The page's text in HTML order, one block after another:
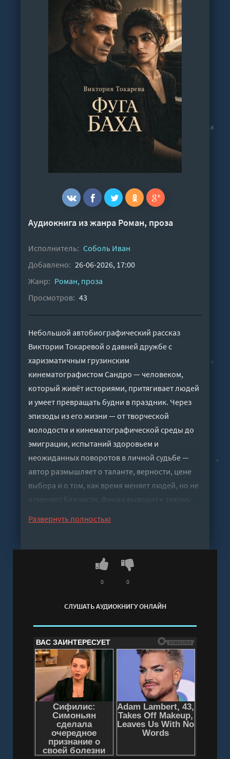
Аудиокнига из жанра Роман, проза
Исполнитель: Соболь Иван
Добавлено: 26-06-2026, 17:00
Жанр: Роман, проза
Просмотров: 43
Небольшой автобиографический рассказ
Виктории Токаревой о давней дружбе с
харизматичным грузинским
кинематографистом Сандро — человеком,
который живёт историями, притягивает людей
и умеет превращать будни в праздник. Через
эпизоды из его жизни — от творческой
молодости и кинематографической среды до
эмиграции, испытаний здоровьем и
неожиданных поворотов в личной судьбе —
автор размышляет о таланте, верности, цене
выбора и о том, как время меняет людей, но не
отменяет близости. Финал выводит к тихому
Развернуть полностью
СЛУШАТЬ АУДИОКНИГУ ОНЛАЙН
0 0